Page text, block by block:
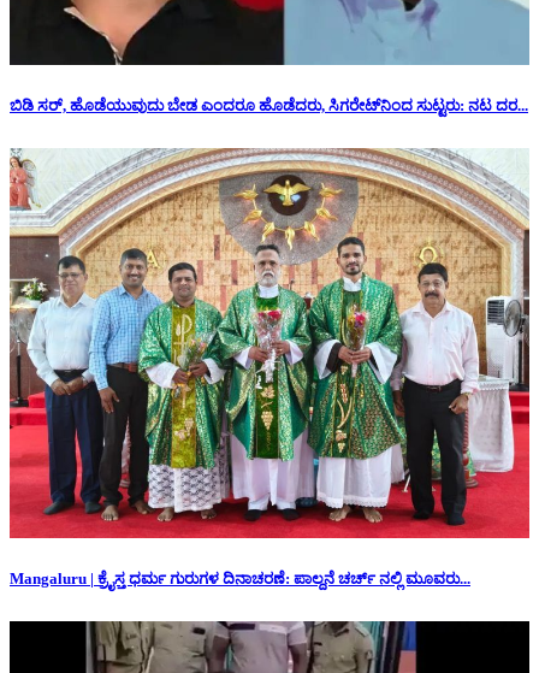
ಬಿಡಿ ಸರ್, ಹೊಡೆಯುವುದು ಬೇಡ ಎಂದರೂ ಹೊಡೆದರು, ಸಿಗರೇಟ್‌ನಿಂದ ಸುಟ್ಟರು: ನಟ ದರ...
Mangaluru | ಕ್ರೈಸ್ತ ಧರ್ಮ ಗುರುಗಳ ದಿನಾಚರಣೆ: ಪಾಲ್ದನೆ ಚರ್ಚ್ ನಲ್ಲಿ ಮೂವರು...